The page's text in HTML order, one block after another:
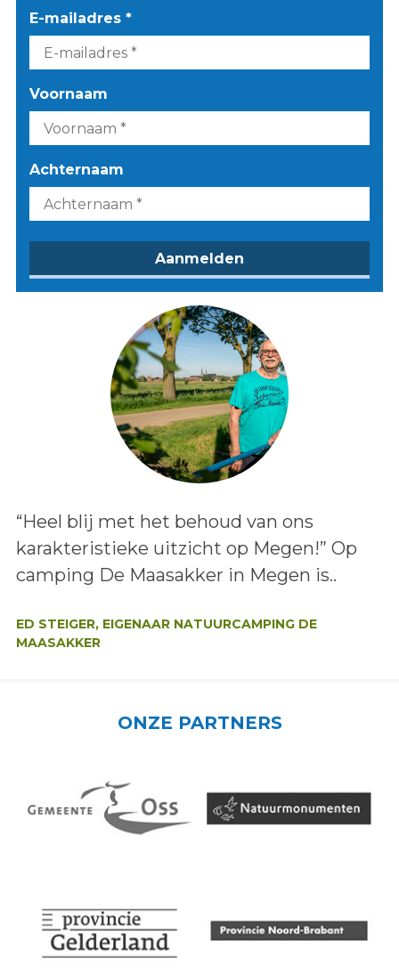
E-mailadres *
Voornaam
Achternaam
Lees het bericht:
“Heel blij met het behoud van ons
karakteristieke uitzicht op Megen!” Op
camping De Maasakker in Megen is..
ED STEIGER, EIGENAAR NATUURCAMPING DE
MAASAKKER
ONZE PARTNERS